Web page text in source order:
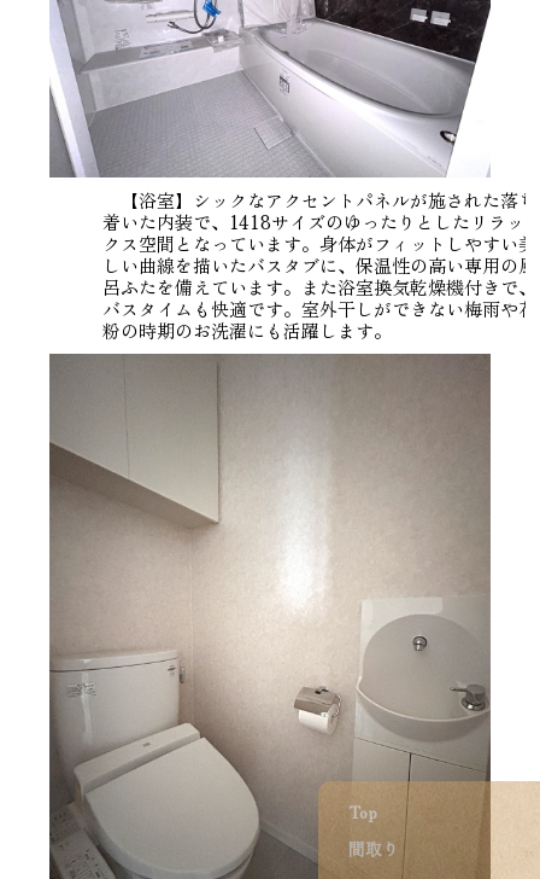
Top
間取り
【浴室】シックなアクセントパネルが施された落ち
着いた内装で、1418サイズのゆったりとしたリラッ
クス空間となっています。身体がフィットしやすい美
しい曲線を描いたバスタブに、保温性の高い専用の風
呂ふたを備えています。また浴室換気乾燥機付きで、
バスタイムも快適です。室外干しができない梅雨や花
粉の時期のお洗濯にも活躍します。